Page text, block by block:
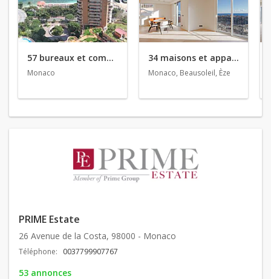
57 bureaux et commerces en location
Monaco
34 maisons et appartements en vente
Monaco, Beausoleil, Èze
PRIME Estate
26 Avenue de la Costa, 98000 - Monaco
Téléphone: 0037799907767
53 annonces